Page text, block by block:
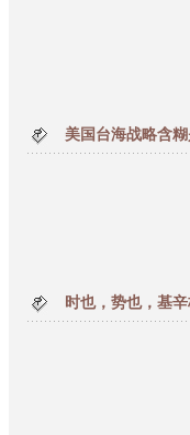
美国台海战略含
时也，势也，基